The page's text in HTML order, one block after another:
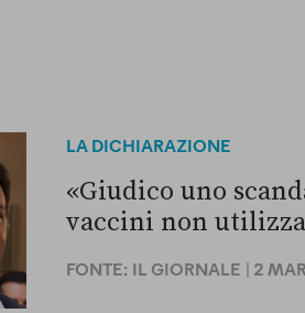
LA DICHIARAZIONE
«Giudico uno
vaccini non
FONTE: IL GIORNALE | 2